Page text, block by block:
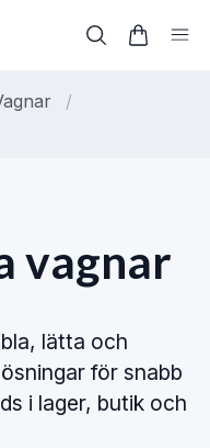
/
vagnar
lätta och
för snabb
i lager, butik och